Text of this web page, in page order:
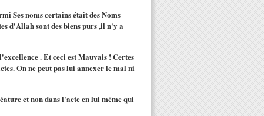
Ses noms certains était des Noms
d'Allah sont des biens purs ,il n'y a
. Et ceci est Mauvais ! Certes
On ne peut pas lui annexer le mal ni
et non dans l'acte en lui même qui